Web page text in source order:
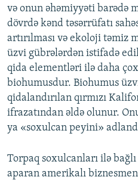
və onun əhəmiyyəti barədə
dövrdə kənd təsərrüfatı
artırılması və ekoloji təmiz
üzvi gübrələrdən istifadə
qida elementləri ilə daha
biohumusdur. Biohumus
qidalandırılan qırmızı
ifrazatından əldə olunur.
ya «soxulcan peyini»
Torpaq soxulcanları ilə
aparan amerikalı